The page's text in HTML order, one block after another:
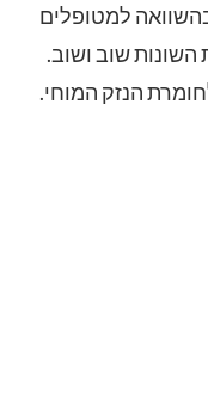
למטופלים
שוב ושוב.
הנזק המוחי.